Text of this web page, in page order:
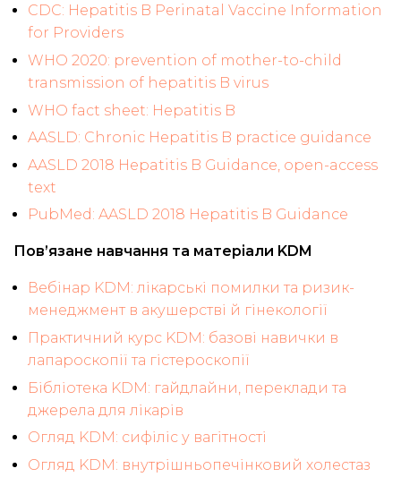
CDC: Hepatitis B Perinatal Vaccine Information
for Providers
WHO 2020: prevention of mother-to-child
transmission of hepatitis B virus
WHO fact sheet: Hepatitis B
AASLD: Chronic Hepatitis B practice guidance
AASLD 2018 Hepatitis B Guidance, open-access
text
PubMed: AASLD 2018 Hepatitis B Guidance
Пов’язане навчання та матеріали KDM
Вебінар KDM: лікарські помилки та ризик-
менеджмент в акушерстві й гінекології
Практичний курс KDM: базові навички в
лапароскопії та гістероскопії
Бібліотека KDM: гайдлайни, переклади та
джерела для лікарів
Огляд KDM: сифіліс у вагітності
Огляд KDM: внутрішньопечінковий холестаз